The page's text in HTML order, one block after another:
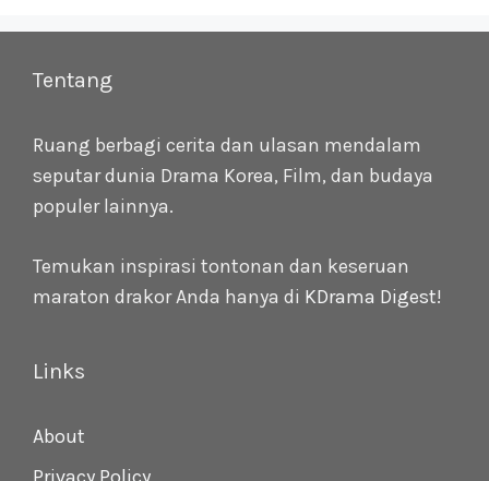
Tentang
Ruang berbagi cerita dan ulasan mendalam
seputar dunia Drama Korea, Film, dan budaya
populer lainnya.
Temukan inspirasi tontonan dan keseruan
maraton drakor Anda hanya di KDrama Digest!
Links
About